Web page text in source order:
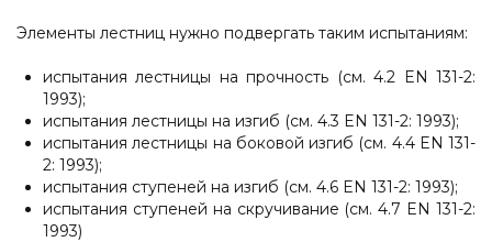
Элементы лестниц нужно подвергать таким испытаниям:
испытания лестницы на прочность (см. 4.2 EN 131-2:
1993);
испытания лестницы на изгиб (см. 4.3 EN 131-2: 1993);
испытания лестницы на боковой изгиб (см. 4.4 EN 131-
2: 1993);
испытания ступеней на изгиб (см. 4.6 EN 131-2: 1993);
испытания ступеней на скручивание (см. 4.7 EN 131-2:
1993)